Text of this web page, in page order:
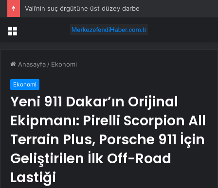
Vali’nin suç örgütüne üst düzey darbe
Menü
Anasayfa / Ekonomi
Ekonomi
Yeni 911 Dakar’ın Orijinal
Ekipmanı: Pirelli Scorpion All
Terrain Plus, Porsche 911 İçin
Geliştirilen İlk Off-Road
Lastiği